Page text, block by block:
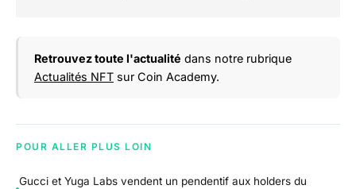
Retrouvez toute l'actualité dans notre rubrique
Actualités NFT sur Coin Academy.
POUR ALLER PLUS LOIN
Gucci et Yuga Labs vendent un pendentif aux holders du